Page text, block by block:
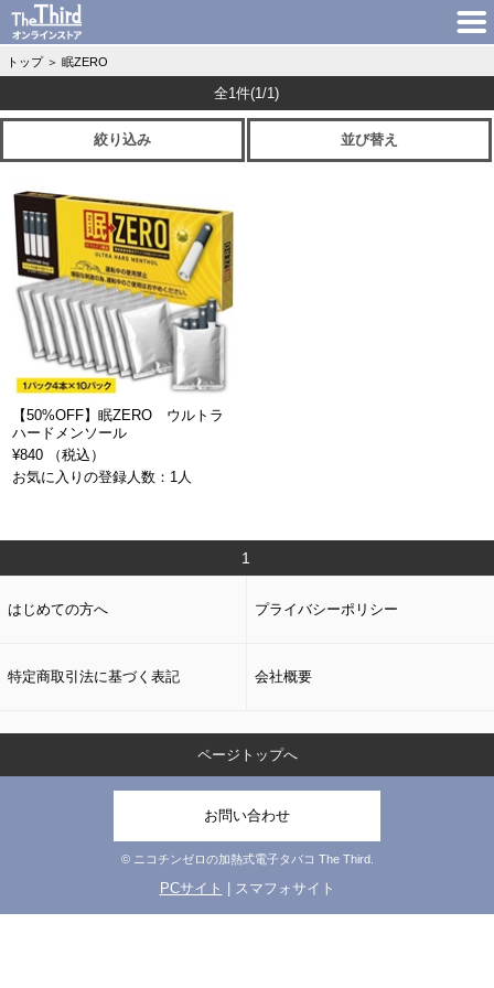
トップ ＞ 眠ZERO
全1件(1/1)
絞り込み 並び替え
【50%OFF】眠ZERO ウルトラ
ハードメンソール
¥840 （税込）
お気に入りの登録人数：1人
1
はじめての方へ プライバシーポリシー
特定商取引法に基づく表記 会社概要
ページトップへ
お問い合わせ
© ニコチンゼロの加熱式電子タバコ The Third.
PCサイト | スマフォサイト